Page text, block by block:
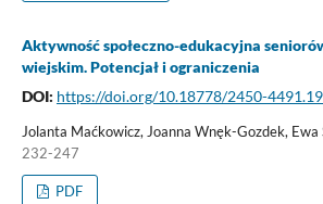
Aktywność społeczno-edukacyjna
wiejskim. Potencjał i ograniczenia
DOI: https://doi.org/10.18778/2450-
Jolanta Maćkowicz, Joanna Wnęk-Gozdek, Ewa
232-247
PDF